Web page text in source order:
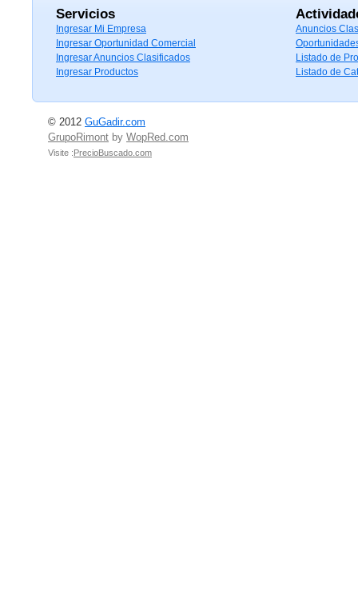
Servicios
Ingresar Mi Empresa
Ingresar Oportunidad Comercial
Ingresar Anuncios Clasificados
Ingresar Productos
Anuncios
Listado de
Listado de
© 2012 GuGadir.com
GrupoRimont by WopRed.com
Visite :PrecioBuscado.com